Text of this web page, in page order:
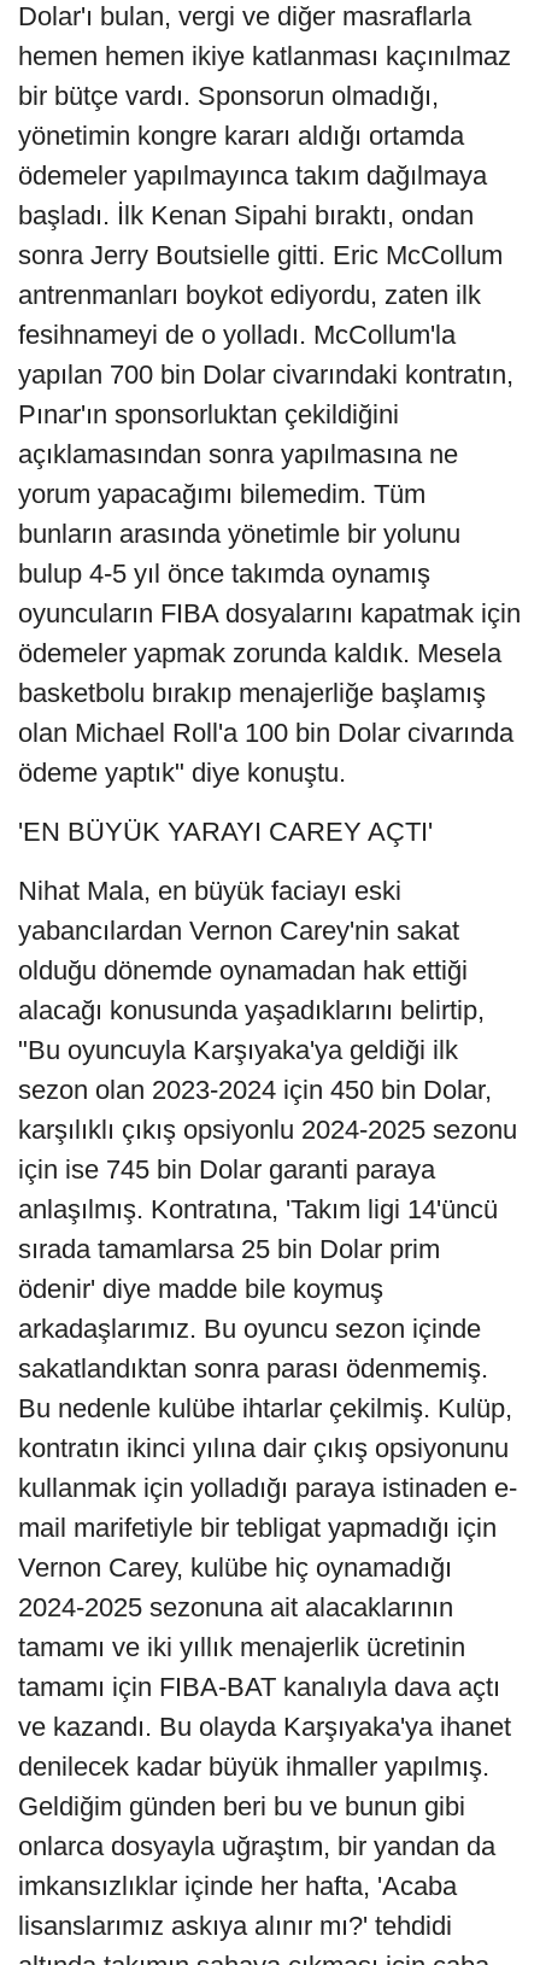
Dolar'ı bulan, vergi ve diğer masraflarla
hemen hemen ikiye katlanması kaçınılmaz
bir bütçe vardı. Sponsorun olmadığı,
yönetimin kongre kararı aldığı ortamda
ödemeler yapılmayınca takım dağılmaya
başladı. İlk Kenan Sipahi bıraktı, ondan
sonra Jerry Boutsielle gitti. Eric McCollum
antrenmanları boykot ediyordu, zaten ilk
fesihnameyi de o yolladı. McCollum'la
yapılan 700 bin Dolar civarındaki kontratın,
Pınar'ın sponsorluktan çekildiğini
açıklamasından sonra yapılmasına ne
yorum yapacağımı bilemedim. Tüm
bunların arasında yönetimle bir yolunu
bulup 4-5 yıl önce takımda oynamış
oyuncuların FIBA dosyalarını kapatmak için
ödemeler yapmak zorunda kaldık. Mesela
basketbolu bırakıp menajerliğe başlamış
olan Michael Roll'a 100 bin Dolar civarında
ödeme yaptık" diye konuştu.
'EN BÜYÜK YARAYI CAREY AÇTI'
Nihat Mala, en büyük faciayı eski
yabancılardan Vernon Carey'nin sakat
olduğu dönemde oynamadan hak ettiği
alacağı konusunda yaşadıklarını belirtip,
"Bu oyuncuyla Karşıyaka'ya geldiği ilk
sezon olan 2023-2024 için 450 bin Dolar,
karşılıklı çıkış opsiyonlu 2024-2025 sezonu
için ise 745 bin Dolar garanti paraya
anlaşılmış. Kontratına, 'Takım ligi 14'üncü
sırada tamamlarsa 25 bin Dolar prim
ödenir' diye madde bile koymuş
arkadaşlarımız. Bu oyuncu sezon içinde
sakatlandıktan sonra parası ödenmemiş.
Bu nedenle kulübe ihtarlar çekilmiş. Kulüp,
kontratın ikinci yılına dair çıkış opsiyonunu
kullanmak için yolladığı paraya istinaden e-
mail marifetiyle bir tebligat yapmadığı için
Vernon Carey, kulübe hiç oynamadığı
2024-2025 sezonuna ait alacaklarının
tamamı ve iki yıllık menajerlik ücretinin
tamamı için FIBA-BAT kanalıyla dava açtı
ve kazandı. Bu olayda Karşıyaka'ya ihanet
denilecek kadar büyük ihmaller yapılmış.
Geldiğim günden beri bu ve bunun gibi
onlarca dosyayla uğraştım, bir yandan da
imkansızlıklar içinde her hafta, 'Acaba
lisanslarımız askıya alınır mı?' tehdidi